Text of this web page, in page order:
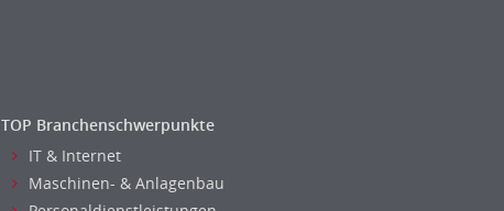
TOP Branchenschwerpunkte
IT & Internet
Maschinen- & Anlagenbau